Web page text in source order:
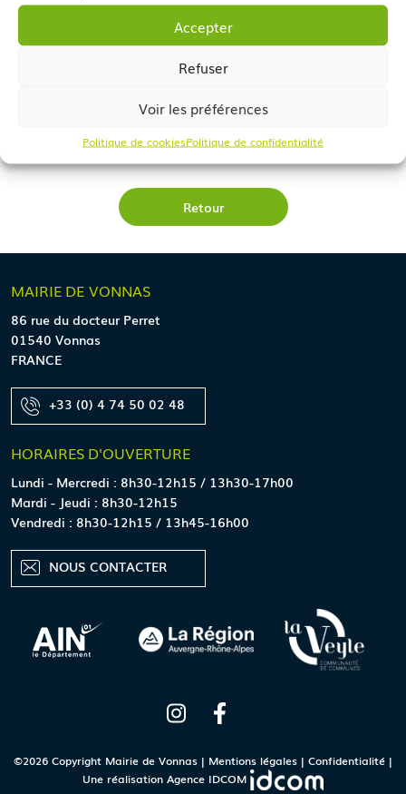
Accepter
Refuser
Voir les préférences
Politique de cookiesPolitique de confidentialité
Retour
MAIRIE DE VONNAS
86 rue du docteur Perret
01540 Vonnas
FRANCE
+33 (0) 4 74 50 02 48
HORAIRES D'OUVERTURE
Lundi - Mercredi : 8h30-12h15 / 13h30-17h00
Mardi - Jeudi : 8h30-12h15
Vendredi : 8h30-12h15 / 13h45-16h00
NOUS CONTACTER
©2026 Copyright Mairie de Vonnas | Mentions légales | Confidentialité |
Une réalisation Agence IDCOM